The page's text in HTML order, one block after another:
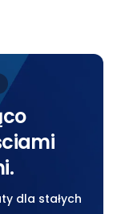
chwilę
dla stałych